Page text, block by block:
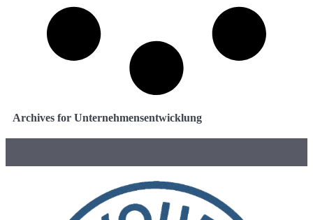
Archives for Unternehmensentwicklung